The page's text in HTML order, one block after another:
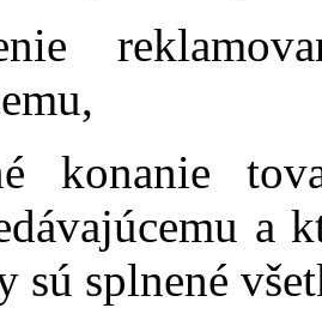
konanie
a
sú splnené